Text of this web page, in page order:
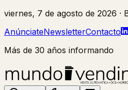
viernes, 7 de agosto de 2026 ·
AnúnciateNewsletterContacto
Más de 30 años informando